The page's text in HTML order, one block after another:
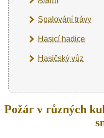
Spalování trávy
Hasicí hadice
Hasičský vůz
Požár v různých